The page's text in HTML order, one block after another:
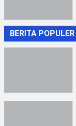
BERITA POPULER